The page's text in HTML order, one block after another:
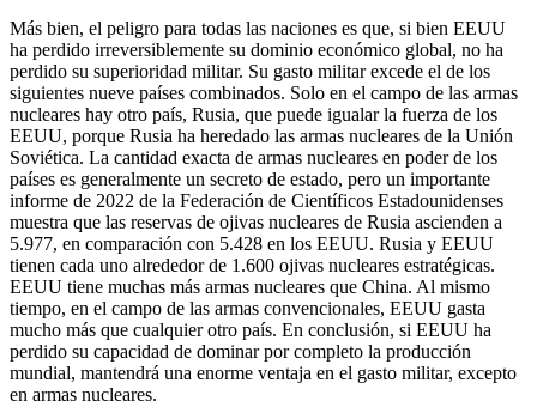
Más bien, el peligro para todas las naciones es que, si bien EEUU
ha perdido irreversiblemente su dominio económico global, no ha
perdido su superioridad militar. Su gasto militar excede el de los
siguientes nueve países combinados. Solo en el campo de las armas
nucleares hay otro país, Rusia, que puede igualar la fuerza de los
EEUU, porque Rusia ha heredado las armas nucleares de la Unión
Soviética. La cantidad exacta de armas nucleares en poder de los
países es generalmente un secreto de estado, pero un importante
informe de 2022 de la Federación de Científicos Estadounidenses
muestra que las reservas de ojivas nucleares de Rusia ascienden a
5.977, en comparación con 5.428 en los EEUU. Rusia y EEUU
tienen cada uno alrededor de 1.600 ojivas nucleares estratégicas.
EEUU tiene muchas más armas nucleares que China. Al mismo
tiempo, en el campo de las armas convencionales, EEUU gasta
mucho más que cualquier otro país. En conclusión, si EEUU ha
perdido su capacidad de dominar por completo la producción
mundial, mantendrá una enorme ventaja en el gasto militar, excepto
en armas nucleares.